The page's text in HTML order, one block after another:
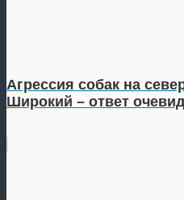
Агрессия собак на
Широкий – ответ